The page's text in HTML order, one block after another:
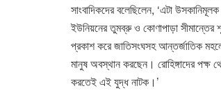
সাংবাদিকদের বলেছিলেন, ‘এটা
ইউনিয়নের তুমব্রু ও কোণাপাড়া সীমান্তের
প্রকাশ করে জাতিসংঘসহ আন্তর্জাতিক
মানুষ অবস্থান করছেন। রোহিঙ্গাদের পক্ষ
করতেই এই যুদ্ধ নাটক।’